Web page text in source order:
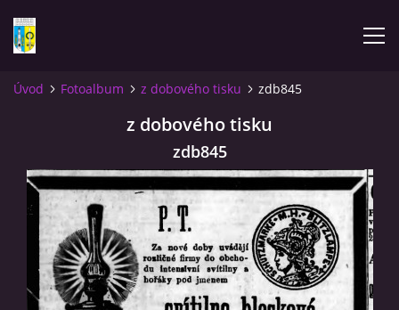
FOTOALBUM
KOMENTÁŘE
Úvod Fotoalbum z dobového tisku zdb845
z dobového tisku
zdb845